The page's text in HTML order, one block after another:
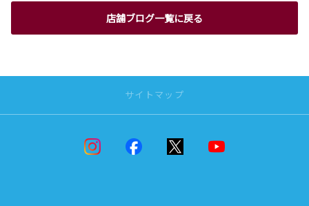
店舗ブログ一覧に戻る
サイトマップ